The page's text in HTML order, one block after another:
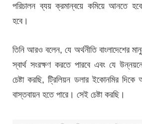
পরিচালন ব্যয় ক্রমান্বয়ে কমিয়ে আনতে
হবে।
তিনি আরও বলেন, যে অর্থনীতি বাংলাদেশের
স্বার্থ সংরক্ষণ করতে পারবে এবং যে
চেষ্টা করছি, ট্রিলিয়ন ডলার ইকোনমির দিকে
বাস্তবায়ন হতে পারে। সেই চেষ্টা করছি।